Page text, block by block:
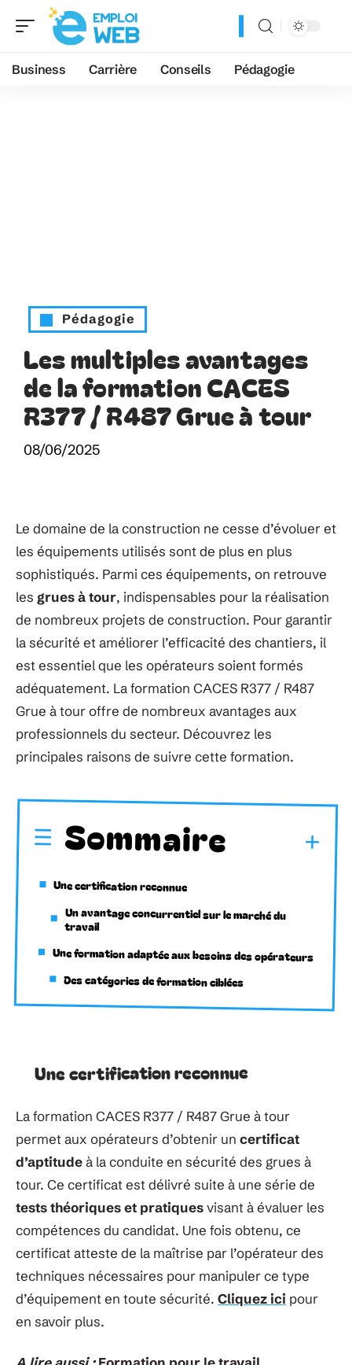
Business Carrière Conseils Pédagogie
Pédagogie
Les multiples avantages
de la formation CACES
R377 / R487 Grue à tour
08/06/2025
Le domaine de la construction ne cesse d’évoluer et
les équipements utilisés sont de plus en plus
sophistiqués. Parmi ces équipements, on retrouve
les grues à tour, indispensables pour la réalisation
de nombreux projets de construction. Pour garantir
la sécurité et améliorer l’efficacité des chantiers, il
est essentiel que les opérateurs soient formés
adéquatement. La formation CACES R377 / R487
Grue à tour offre de nombreux avantages aux
professionnels du secteur. Découvrez les
principales raisons de suivre cette formation.
Sommaire
Une certification reconnue
Un avantage concurrentiel sur le marché du
travail
Une formation adaptée aux besoins des opérateurs
Des catégories de formation ciblées
Une certification reconnue
La formation CACES R377 / R487 Grue à tour
permet aux opérateurs d’obtenir un certificat
d’aptitudeà la conduite en sécurité des grues à
tour. Ce certificat est délivré suite à une série de
tests théoriques et pratiquesvisant à évaluer les
compétences du candidat. Une fois obtenu, ce
certificat atteste de la maîtrise par l’opérateur des
techniques nécessaires pour manipuler ce type
d’équipement en toute sécurité. Cliquez ici pour
en savoir plus.